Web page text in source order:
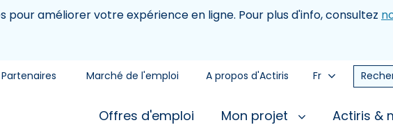
pour améliorer votre expérience en ligne. Pour plus d'info, consultez
Partenaires Marché de l'emploi A propos d'Actiris Fr
Offres d'emploi Mon projet Actiris &